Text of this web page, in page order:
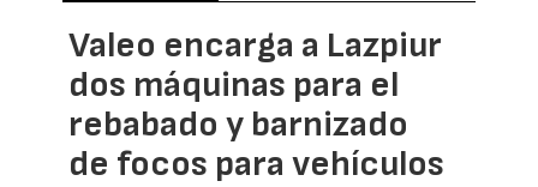
Valeo encarga a Lazpiur
dos máquinas para el
rebabado y barnizado
de focos para vehículos